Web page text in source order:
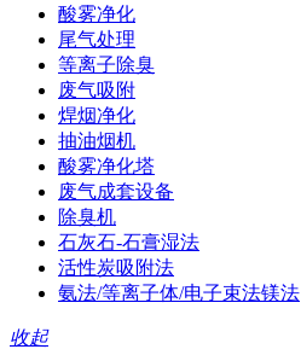
酸雾净化
尾气处理
等离子除臭
废气吸附
焊烟净化
抽油烟机
酸雾净化塔
废气成套设备
除臭机
石灰石-石膏湿法
活性炭吸附法
氨法/等离子体/电子束法镁法
收起